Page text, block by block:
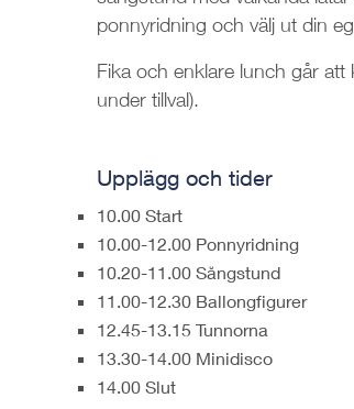
ponnyridning och välj ut din
Fika och enklare lunch går
under tillval).
Upplägg och tider
10.00 Start
10.00-12.00 Ponnyridning
10.20-11.00 Sångstund
11.00-12.30 Ballongfigurer
12.45-13.15 Tunnorna
13.30-14.00 Minidisco
14.00 Slut